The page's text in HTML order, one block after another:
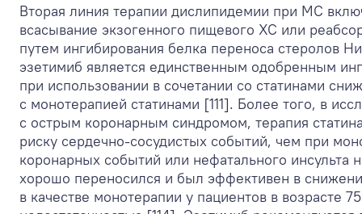
Вторая линия терапии дислипидемии при МС
всасывание экзогенного пищевого ХС или
путем ингибирования белка переноса стеролов
эзетимиб является единственным одобренным
при использовании в сочетании со статинами
с монотерапией статинами [111]. Более того, в
с острым коронарным синдромом, терапия
риску сердечно-сосудистых событий, чем при
коронарных событий или нефатального инсульта
хорошо переносился и был эффективен в
в качестве монотерапии у пациентов в возрасте